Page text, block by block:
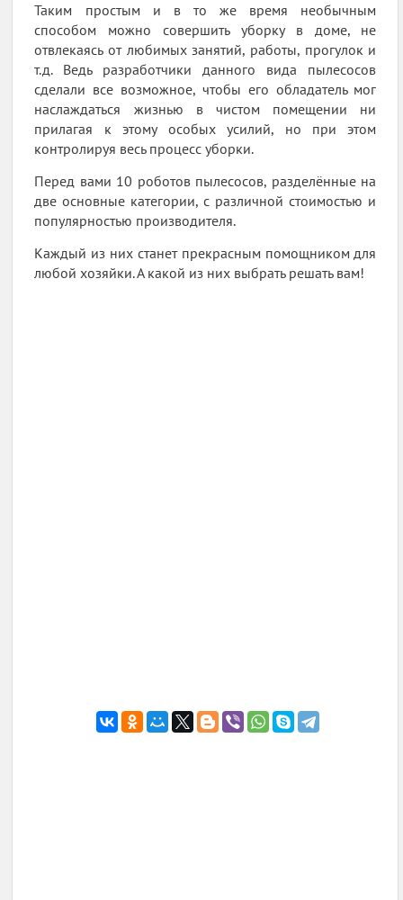
Таким простым и в то же время необычным
способом можно совершить уборку в доме, не
отвлекаясь от любимых занятий, работы, прогулок и
т.д. Ведь разработчики данного вида пылесосов
сделали все возможное, чтобы его обладатель мог
наслаждаться жизнью в чистом помещении ни
прилагая к этому особых усилий, но при этом
контролируя весь процесс уборки.
Перед вами 10 роботов пылесосов, разделённые на
две основные категории, с различной стоимостью и
популярностью производителя.
Каждый из них станет прекрасным помощником для
любой хозяйки. А какой из них выбрать решать вам!